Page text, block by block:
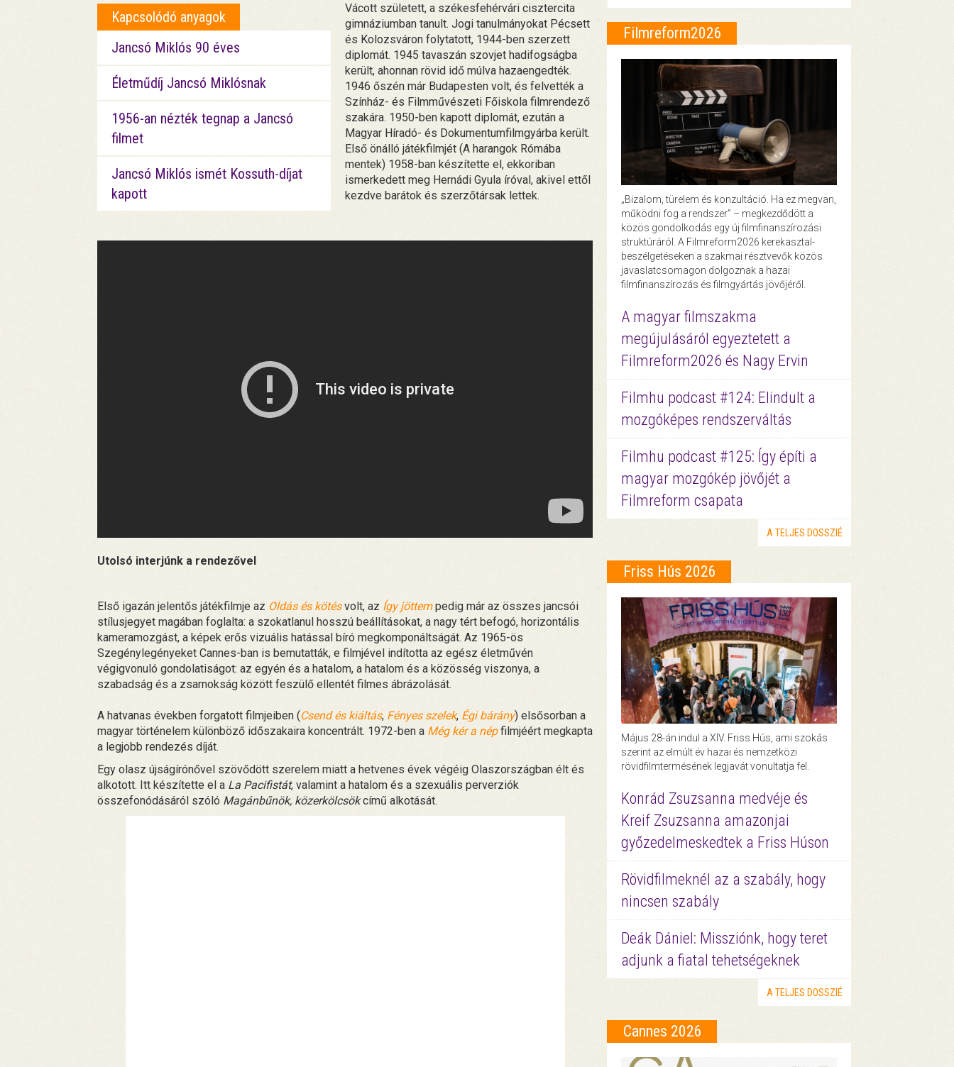
Kapcsolódó anyagok
Jancsó Miklós 90 éves
Életműdíj Jancsó Miklósnak
1956-an nézték tegnap a Jancsó
filmet
Jancsó Miklós ismét Kossuth-díjat
kapott
Vácott született, a székesfehérvári cisztercita
gimnáziumban tanult. Jogi tanulmányokat Pécsett
és Kolozsváron folytatott, 1944-ben szerzett
diplomát. 1945 tavaszán szovjet hadifogságba
került, ahonnan rövid idő múlva hazaengedték.
1946 őszén már Budapesten volt, és felvették a
Színház- és Filmművészeti Főiskola filmrendező
szakára. 1950-ben kapott diplomát, ezután a
Magyar Híradó- és Dokumentumfilmgyárba került.
Első önálló játékfilmjét (A harangok Rómába
mentek) 1958-ban készítette el, ekkoriban
ismerkedett meg Hernádi Gyula íróval, akivel ettől
kezdve barátok és szerzőtársak lettek.
Utolsó interjúnk a rendezővel
Első igazán jelentős játékfilmje az Oldás és kötésvolt, az Így jöttempedig már az összes jancsói
stílusjegyet magában foglalta: a szokatlanul hosszú beállításokat, a nagy tért befogó, horizontális
kameramozgást, a képek erős vizuális hatással bíró megkomponáltságát. Az 1965-ös
Szegénylegényeket Cannes-ban is bemutatták, e filmjével indította az egész életművén
végigvonuló gondolatiságot: az egyén és a hatalom, a hatalom és a közösség viszonya, a
szabadság és a zsarnokság között feszülő ellentét filmes ábrázolását.
A hatvanas években forgatott filmjeiben (Csend és kiáltás, Fényes szelek, Égi bárány) elsősorban a
magyar történelem különböző időszakaira koncentrált. 1972-ben a Még kér a népfilmjéért megkapta
a legjobb rendezés díját.
Egy olasz újságírónővel szövődött szerelem miatt a hetvenes évek végéig Olaszországban élt és
alkotott. Itt készítette el a La Pacifistát, valamint a hatalom és a szexuális perverziók
összefonódásáról szóló Magánbűnök, közerkölcsökcímű alkotását.
Filmreform2026
„Bizalom, türelem és konzultáció. Ha ez megvan,
működni fog a rendszer” – megkezdődött a
közös gondolkodás egy új filmfinanszírozási
struktúráról. A Filmreform2026 kerekasztal-
beszélgetéseken a szakmai résztvevők közös
javaslatcsomagon dolgoznak a hazai
filmfinanszírozás és filmgyártás jövőjéről.
A magyar filmszakma
megújulásáról egyeztetett a
Filmreform2026 és Nagy Ervin
Filmhu podcast #124: Elindult a
mozgóképes rendszerváltás
Filmhu podcast #125: Így építi a
magyar mozgókép jövőjét a
Filmreform csapata
A TELJES DOSSZIÉ
Friss Hús 2026
Május 28-án indul a XIV. Friss Hús, ami szokás
szerint az elmúlt év hazai és nemzetközi
rövidfilmtermésének legjavát vonultatja fel.
Konrád Zsuzsanna medvéje és
Kreif Zsuzsanna amazonjai
győzedelmeskedtek a Friss Húson
Rövidfilmeknél az a szabály, hogy
nincsen szabály
Deák Dániel: Missziónk, hogy teret
adjunk a fiatal tehetségeknek
A TELJES DOSSZIÉ
Cannes 2026